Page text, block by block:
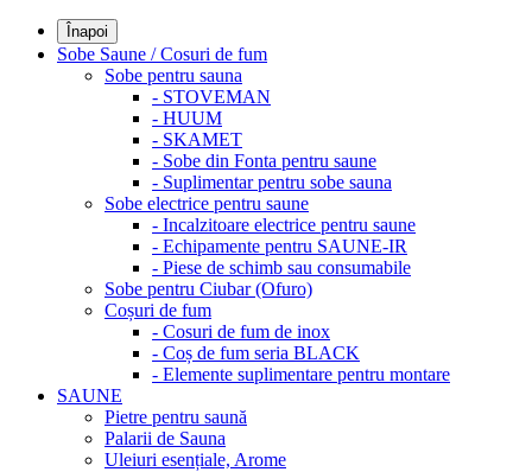
Înapoi
Sobe Saune / Cosuri de fum
Sobe pentru sauna
- STOVEMAN
- HUUM
- SKAMET
- Sobe din Fonta pentru saune
- Suplimentar pentru sobe sauna
Sobe electrice pentru saune
- Incalzitoare electrice pentru saune
- Echipamente pentru SAUNE-IR
- Piese de schimb sau consumabile
Sobe pentru Ciubar (Ofuro)
Coșuri de fum
- Cosuri de fum de inox
- Coș de fum seria BLACK
- Elemente suplimentare pentru montare
SAUNE
Pietre pentru saună
Palarii de Sauna
Uleiuri esențiale, Arome